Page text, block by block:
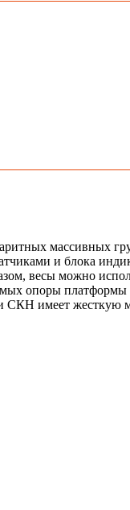
массивных
и блока
весы можно
опоры платформы
имеет жесткую